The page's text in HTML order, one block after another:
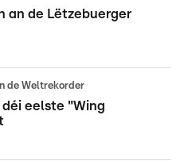
an de Lëtzebuerger
de Weltrekorder
eelste "Wing